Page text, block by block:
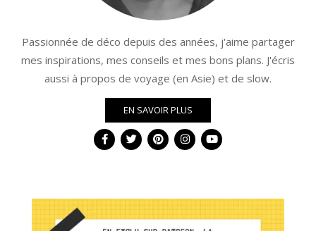
Passionnée de déco depuis des années, j'aime partager
mes inspirations, mes conseils et mes bons plans. J'écris
aussi à propos de voyage (en Asie) et de slow.
EN SAVOIR PLUS